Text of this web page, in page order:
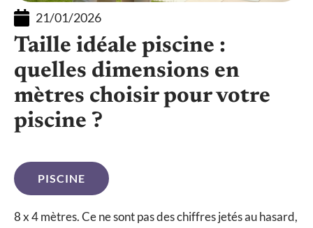
21/01/2026
Taille idéale piscine :
quelles dimensions en
mètres choisir pour votre
piscine ?
PISCINE
8 x 4 mètres. Ce ne sont pas des chiffres jetés au hasard,